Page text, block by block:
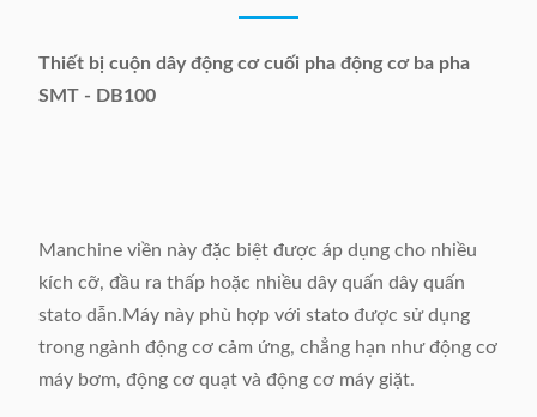
Thiết bị cuộn dây động cơ cuối pha động cơ ba pha
SMT - DB100
Manchine viền này đặc biệt được áp dụng cho nhiều
kích cỡ, đầu ra thấp hoặc nhiều dây quấn dây quấn
stato dẫn.Máy này phù hợp với stato được sử dụng
trong ngành động cơ cảm ứng, chẳng hạn như động cơ
máy bơm, động cơ quạt và động cơ máy giặt.